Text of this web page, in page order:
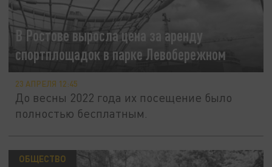
В Ростове выросла цена за аренду
спортплощадок в парке Левобережном
23 АПРЕЛЯ 12:45
До весны 2022 года их посещение было
полностью бесплатным.
ОБЩЕСТВО